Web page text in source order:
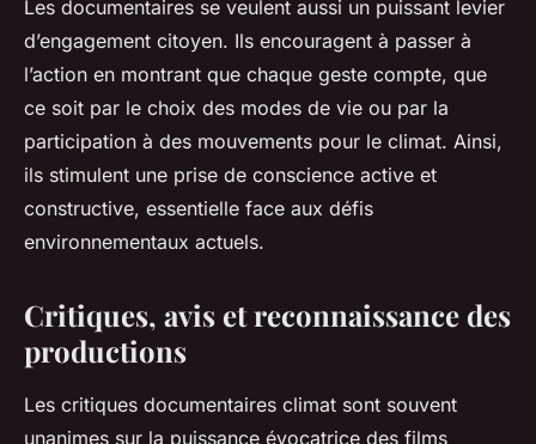
Les documentaires se veulent aussi un puissant levier
d’engagement citoyen. Ils encouragent à passer à
l’action en montrant que chaque geste compte, que
ce soit par le choix des modes de vie ou par la
participation à des mouvements pour le climat. Ainsi,
ils stimulent une prise de conscience active et
constructive, essentielle face aux défis
environnementaux actuels.
Critiques, avis et reconnaissance des
productions
Les critiques documentaires climat sont souvent
unanimes sur la puissance évocatrice des films